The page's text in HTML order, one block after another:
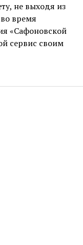
не выходя из
время
«Сафоновской
сервис своим